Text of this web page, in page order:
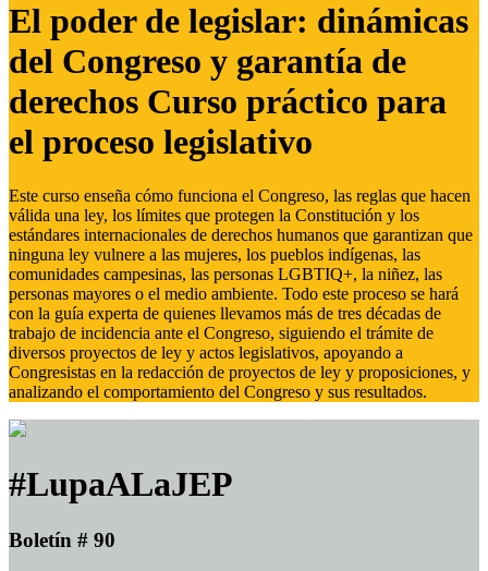
El poder de legislar: dinámicas
del Congreso y garantía de
derechos Curso práctico para
el proceso legislativo
Este curso enseña cómo funciona el Congreso, las reglas que hacen
válida una ley, los límites que protegen la Constitución y los
estándares internacionales de derechos humanos que garantizan que
ninguna ley vulnere a las mujeres, los pueblos indígenas, las
comunidades campesinas, las personas LGBTIQ+, la niñez, las
personas mayores o el medio ambiente. Todo este proceso se hará
con la guía experta de quienes llevamos más de tres décadas de
trabajo de incidencia ante el Congreso, siguiendo el trámite de
diversos proyectos de ley y actos legislativos, apoyando a
Congresistas en la redacción de proyectos de ley y proposiciones, y
analizando el comportamiento del Congreso y sus resultados.
#LupaALaJEP
Boletín # 90